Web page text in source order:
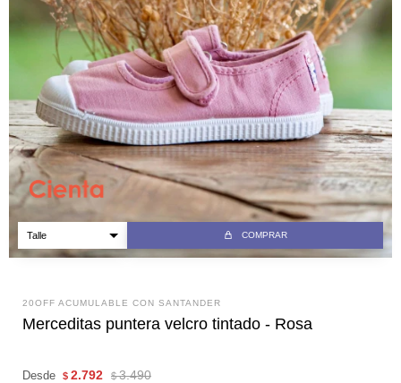
COMPRAR
20OFF ACUMULABLE CON SANTANDER
Merceditas puntera velcro tintado - Rosa
Desde $ 2.792 $ 3.490